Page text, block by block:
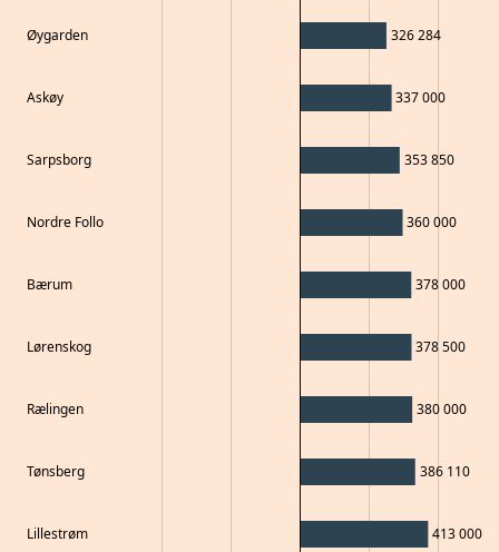
Øygarden
Askøy
Sarpsborg
Nordre Follo
Bærum
Lørenskog
Rælingen
Tønsberg
Lillestrøm
326 284
337 000
353 850
360 000
378 000
378 500
380 000
386 110
413 000